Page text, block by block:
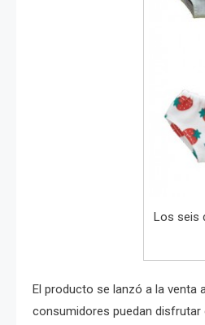
Los seis
El producto se lanzó a la venta
consumidores puedan